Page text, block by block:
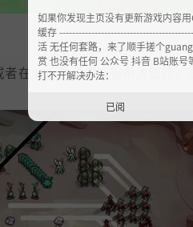
在单人任务中征服单人冒险
如果你发现主页没有更新游戏内容
缓存
活 无任何套路，来了顺手搓个
赏 也没有任何 公众号 抖音 B站账
打不开解决办法：
已阅